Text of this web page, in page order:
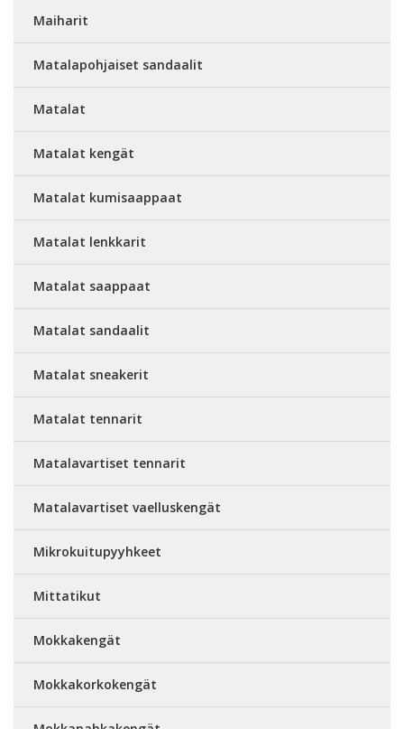
Maiharit
Matalapohjaiset sandaalit
Matalat
Matalat kengät
Matalat kumisaappaat
Matalat lenkkarit
Matalat saappaat
Matalat sandaalit
Matalat sneakerit
Matalat tennarit
Matalavartiset tennarit
Matalavartiset vaelluskengät
Mikrokuitupyyhkeet
Mittatikut
Mokkakengät
Mokkakorkokengät